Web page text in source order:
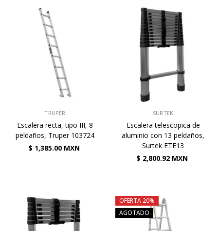
TRUPER
Escalera recta, tipo III, 8
peldaños, Truper 103724
$ 1,385.00 MXN
SURTEK
Escalera telescopica de
aluminio con 13 peldaños,
Surtek ETE13
$ 2,800.92 MXN
OFERTA 20%
AGOTADO